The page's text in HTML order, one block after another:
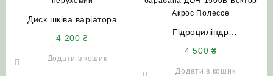
Диск шківа варіатора
РСМ-10.01.15.102Г
нерухомий ДОН-1500
4 200₴
Додати в кошик
Гідроциліндр
варіатора барабана
ДОН-1500Б Вектор Акрос
4 500₴
Додати в кошик